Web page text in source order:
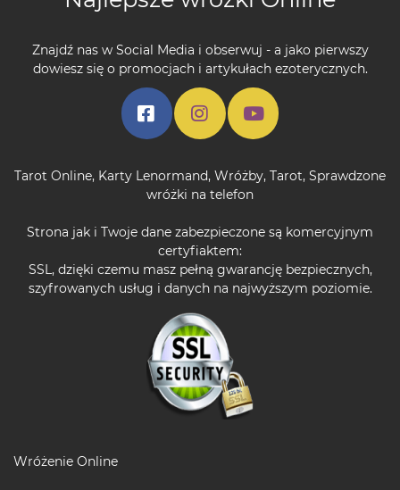
Znajdź nas w Social Media i obserwuj - a jako pierwszy
dowiesz się o promocjach i artykułach ezoterycznych.
Tarot Online, Karty Lenormand, Wróżby, Tarot, Sprawdzone
wróżki na telefon
Strona jak i Twoje dane zabezpieczone są komercyjnym
certyfiaktem:
SSL, dzięki czemu masz pełną gwarancję bezpiecznych,
szyfrowanych usług i danych na najwyższym poziomie.
Wróżenie Online